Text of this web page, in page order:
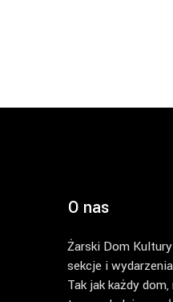
O nas
Żarski Dom
sekcje i
Tak jak każdy